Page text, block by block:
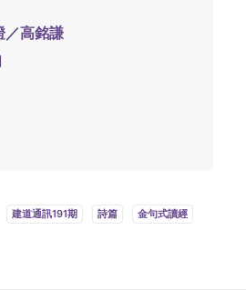
／高銘謙
建道通訊191期 詩篇 金句式讀經